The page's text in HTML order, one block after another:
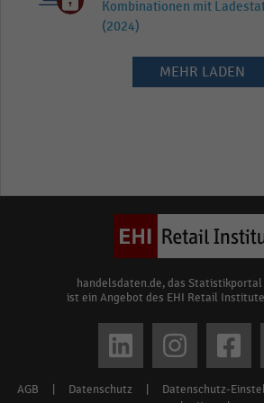
Kombinationen mit
(2024)
MEHR LADEN
handelsdaten.de, das Statistikportal
ist ein Angebot des EHI Retail
AGB Datenschutz Datenschutz-